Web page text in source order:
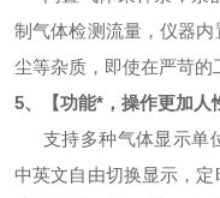
制气体检测流量，仪器
尘等杂质，即使在严苛的
5、【功能*，操作更加人
支持多种气体显示单
中英文自由切换显示，